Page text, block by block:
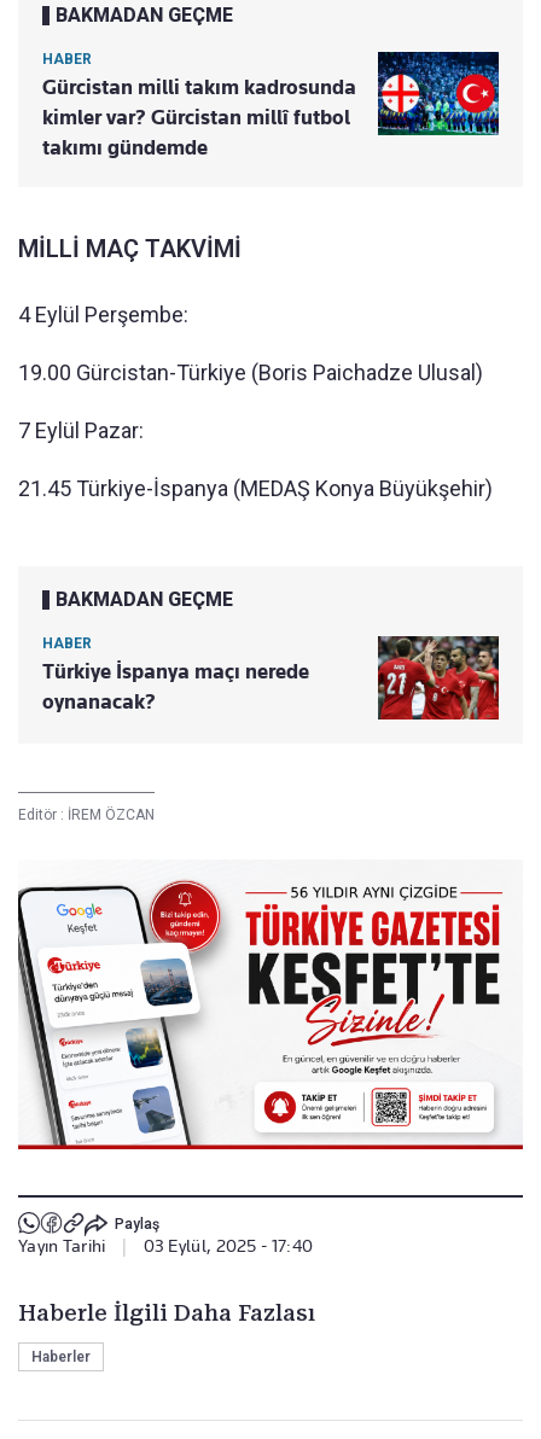
BAKMADAN GEÇME
HABER
Gürcistan milli takım kadrosunda
kimler var? Gürcistan millî futbol
takımı gündemde
MİLLİ MAÇ TAKVİMİ
4 Eylül Perşembe:
19.00 Gürcistan-Türkiye (Boris Paichadze Ulusal)
7 Eylül Pazar:
21.45 Türkiye-İspanya (MEDAŞ Konya Büyükşehir)
BAKMADAN GEÇME
HABER
Türkiye İspanya maçı nerede
oynanacak?
Editör : İREM ÖZCAN
Paylaş
Yayın Tarihi 03 Eylül, 2025 - 17:40
Haberle İlgili Daha Fazlası
Haberler